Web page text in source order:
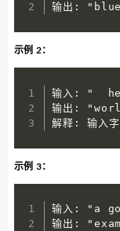
输出:
示例 2：
输入: "
输出:
解释: 输入字
示例 3：
输入: "a
输出: